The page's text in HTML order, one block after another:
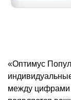
«Оптимус
между